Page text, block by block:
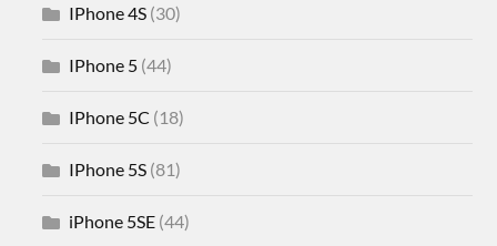
IPhone 4S (30)
IPhone 5 (44)
IPhone 5C (18)
IPhone 5S (81)
iPhone 5SE (44)